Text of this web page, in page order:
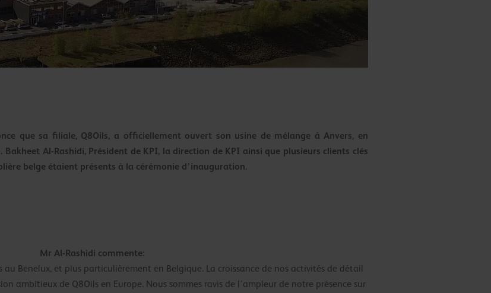
que sa filiale, Q8Oils, a officiellement ouvert son usine de mélange à Anvers, en
Bakheet Al-Rashidi, Président de KPI, la direction de KPI ainsi que plusieurs clients clés
belge étaient présents à la cérémonie d’inauguration.
Mr Al-Rashidi commente:
au Benelux, et plus particulièrement en Belgique. La croissance de nos activités de détail
ambitieux de Q8Oils en Europe. Nous sommes ravis de l’ampleur de notre présence sur